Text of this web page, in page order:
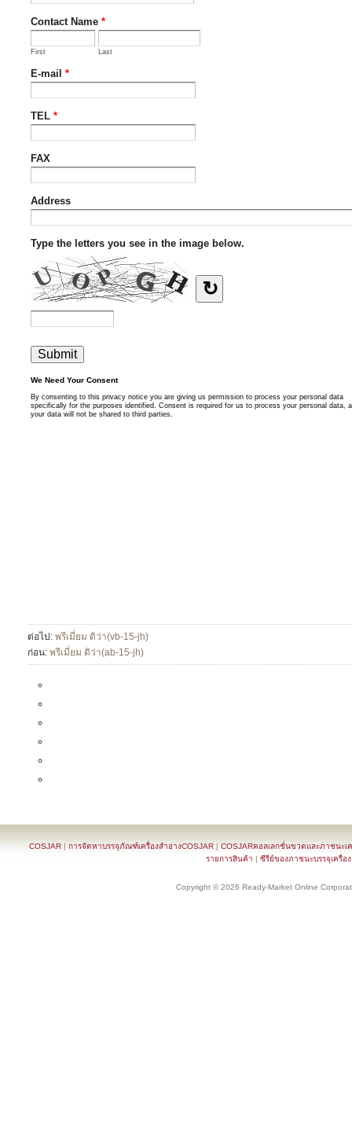
ต่อไป: พรีเมี่ยม ดิว่า(vb-15-jh)
ก่อน: พรีเมี่ยม ดิว่า(ab-15-jh)
COSJAR | การจัดหาบรรจุภัณฑ์เครื่องสำอางCOSJAR | COSJARคอลเลกชั่นขวดและภาชนะเ
รายการสินค้า | ซีรีย์ของภาชนะบรรจุเครื่อ
Copyright © 2026 Ready-Market Online